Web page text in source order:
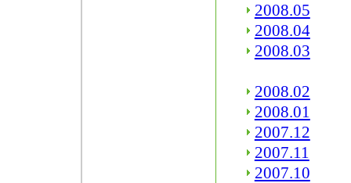
2008.05
2008.04
2008.03
2008.02
2008.01
2007.12
2007.11
2007.10